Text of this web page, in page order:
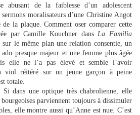
abusant de la faiblesse d’un adolescent
moralisateurs d’une Christine Angot
de la plaque. Comment oser comparer cette
par Camille Kouchner dansLa Familia
sur le même plan une relation consentie, un
presque majeur et une femme plus âgée
elle ne l’a pas élevé et semble l’avoir
viol réitéré sur un jeune garçon à peine
totale.
dans une optique très chabrolienne, elle
parviennent toujours à dissimuler
elle montre aussi qu’Anne est nue. C’est